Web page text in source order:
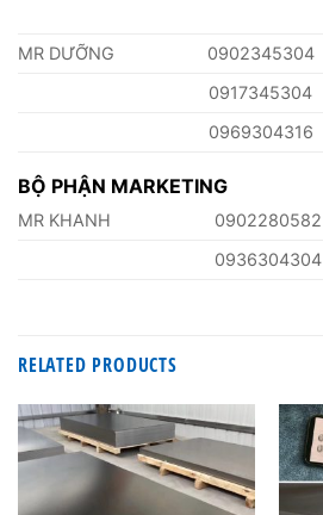
MR DƯỠNG
0902345304
0917345304
0969304316
BỘ PHẬN MARKETING
MR KHANH 0902280582
0936304304
RELATED PRODUCTS